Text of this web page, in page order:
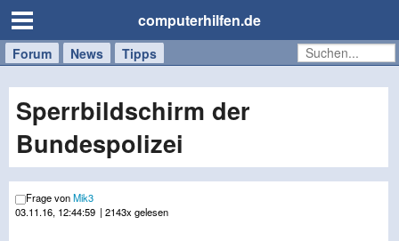
computerhilfen.de
Forum News Tipps
Handy
Tablet
Windows
Mac
Sperrbildschirm der
Bundespolizei
Frage vonMik3
03.11.16, 12:44:59 | 2143x gelesen